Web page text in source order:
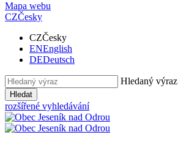
Mapa webu
CZČesky
CZČesky
ENEnglish
DEDeutsch
Hledaný výraz
Hledat
rozšířené vyhledávání